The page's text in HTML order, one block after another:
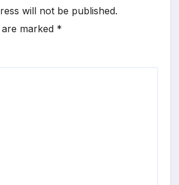
will not be published.
marked *